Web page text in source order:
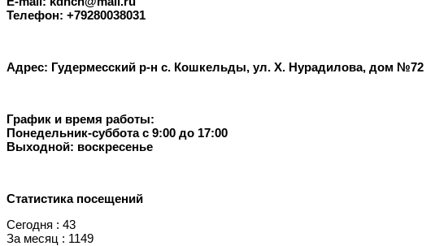
Телефон: +79280038031
Адрес: Гудермесский р-н с. Кошкельды, ул. Х. Нурадилова, дом №72
График и время работы:
Понедельник-суббота с 9:00 до 17:00
Выходной: воскресенье
Статистика посещений
Сегодня : 43
За месяц : 1149